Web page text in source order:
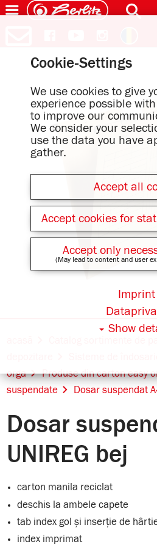
orga
Produse din carton easy
suspendate
Dosar suspendat
Dosar
UNIREG bej
carton manila reciclat
deschis la ambele capete
tab index gol și inserție de
index imprimat
Cookie-Settings
We use cookies to give
experience possible
to improve our
We consider your
use the data you have
gather.
Accept all
Accept cookies for
Accept only
(May lead to content and user
Show
Imprint